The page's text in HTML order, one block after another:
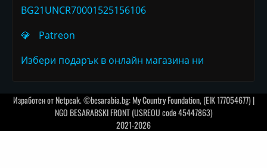
BG21UNCR70001525156106
💎
Patreon
Избери подарък в онлайн магазина ни
Изработен отNetpeak. ©besarabia.bg: My Country Foundation, (EIK 177054677) |
NGO BESARABSKI FRONT (USREOU code 45447863)
2021-2026